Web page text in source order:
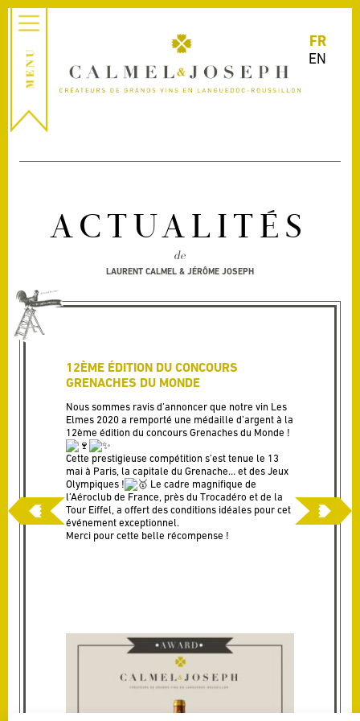
FR
EN
ACTUALITÉS
de
LAURENT CALMEL & JÉRÔME JOSEPH
12ÈME ÉDITION DU CONCOURS
GRENACHES DU MONDE
Nous sommes ravis d’annoncer que notre vin Les
Elmes 2020 a remporté une médaille d’argent à la
12ème édition du concours Grenaches du Monde !
Cette prestigieuse compétition s’est tenue le 13
mai à Paris, la capitale du Grenache… et des Jeux
Olympiques !
Le cadre magnifique de
l’Aéroclub de France, près du Trocadéro et de la
Tour Eiffel, a offert des conditions idéales pour cet
événement exceptionnel.
Merci pour cette belle récompense !